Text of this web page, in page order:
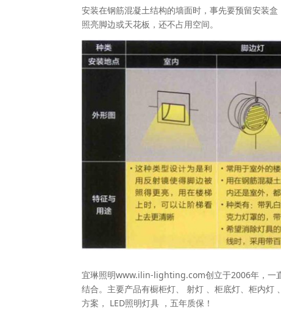
安装在钢筋混凝土结构的墙面时，事先要预留安装
照亮脚边或天花板，还不占用空间。
宜琳照明www.ilin-lighting.com创立于2006年，一
结合。主要产品有橱柜灯、 射灯 、柜底灯、柜内灯
方案， LED照明灯具 ，五年质保！